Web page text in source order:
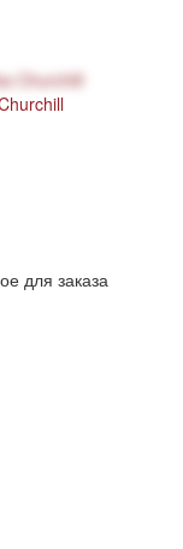
для заказа